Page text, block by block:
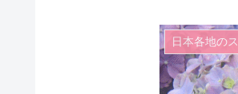
日本各地の